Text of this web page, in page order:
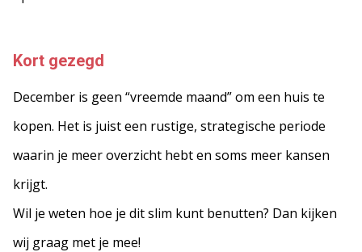
Kort gezegd
December is geen “vreemde maand” om een huis te
kopen. Het is juist een rustige, strategische periode
waarin je meer overzicht hebt en soms meer kansen
krijgt.
Wil je weten hoe je dit slim kunt benutten? Dan kijken
wij graag met je mee!